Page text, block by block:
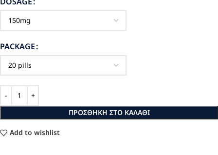
PACKAGE
ΠΡΟΣΘΉΚΗ ΣΤΟ ΚΑΛΆΘΙ
Add to wishlist